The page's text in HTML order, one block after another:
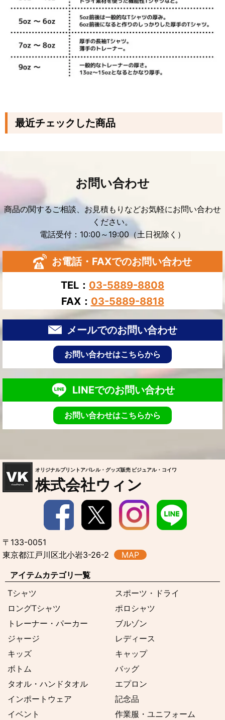
最近チェックした商品
お問い合わせ
商品の関するご相談、お見積もりなどお気軽にお問い合わせ
ください。
電話受付：10:00～19:00（土日祝除く）
お電話・FAXでのお問い合わせ
TEL： 03-5889-8808
FAX： 03-5889-8818
メールでのお問い合わせ
お問い合わせはこちらから
LINEでのお問い合わせ
お問い合わせはこちらから
オリジナルプリントアパレル・グッズ販売 ビジュアル・コイワ
株式会社ウィン
〒133-0051
東京都江戸川区北小岩3-26-2
MAP
アイテムカテゴリ一覧
Tシャツ
スポーツ・ドライ
ロングTシャツ
ポロシャツ
トレーナー・パーカー
ブルゾン
ジャージ
レディース
キッズ
キャップ
ボトム
バッグ
タオル・ハンドタオル
エプロン
インポートウェア
記念品
イベント
作業服・ユニフォーム